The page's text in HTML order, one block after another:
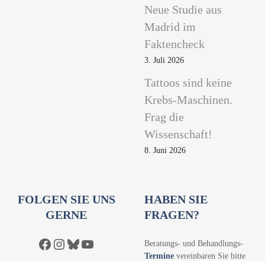
Neue Studie aus
Madrid im
Faktencheck
3. Juli 2026
Tattoos sind keine
Krebs-Maschinen.
Frag die
Wissenschaft!
8. Juni 2026
FOLGEN SIE UNS
GERNE
Facebook Instagram Bluesky YouTube
HABEN SIE
FRAGEN?
Beratungs- und Behandlungs-
Termine vereinbaren Sie bitte